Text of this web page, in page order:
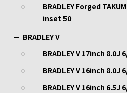
BRADLEY Forged
inset 50
BRADLEY V
BRADLEY V 17inch 8.0J
BRADLEY V 16inch 8.0J
BRADLEY V 16inch 6.5J